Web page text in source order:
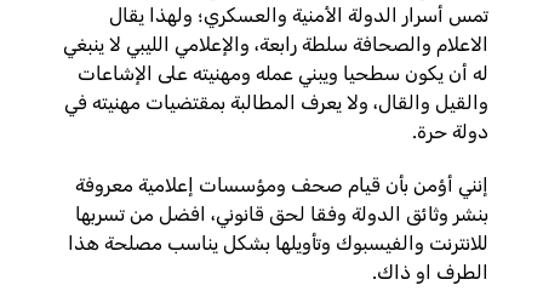
تمس أسرار الدولة الأمنية والعسكري؛ ولهذا يقال
الاعلام والصحافة سلطة رابعة، والإعلامي الليبي لا ينبغي
له أن يكون سطحيا ويبني عمله ومهنيته على الإشاعات
والقيل والقال، ولا يعرف المطالبة بمقتضيات مهنيته في
دولة حرة.
إنني أؤمن بأن قيام صحف ومؤسسات إعلامية معروفة
بنشر وثائق الدولة وفقا لحق قانوني، افضل من تسربها
للانترنت والفيسبوك وتأويلها بشكل يناسب مصلحة هذا
الطرف او ذاك.